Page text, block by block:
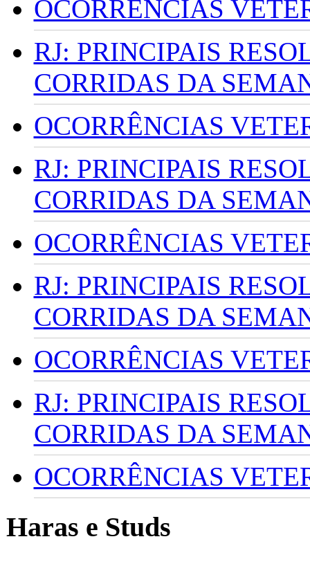
OCORRÊNCIAS
RJ: PRINCIPAIS
CORRIDAS DA
OCORRÊNCIAS
RJ: PRINCIPAIS
CORRIDAS DA
OCORRÊNCIAS
RJ: PRINCIPAIS
CORRIDAS DA
OCORRÊNCIAS
RJ: PRINCIPAIS
CORRIDAS DA
OCORRÊNCIAS
Haras e Studs